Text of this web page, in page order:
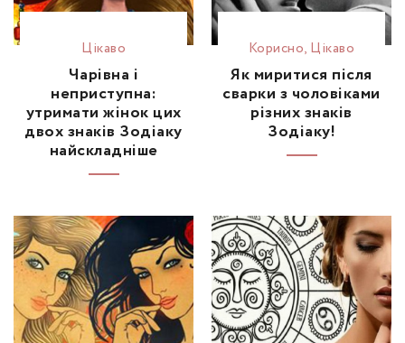
Цікаво
Чарівна і
неприступна:
утримати жінок цих
двох знаків Зодіаку
найскладніше
Корисно, Цікаво
Як миритися після
сварки з чоловіками
різних знаків
Зодіаку!